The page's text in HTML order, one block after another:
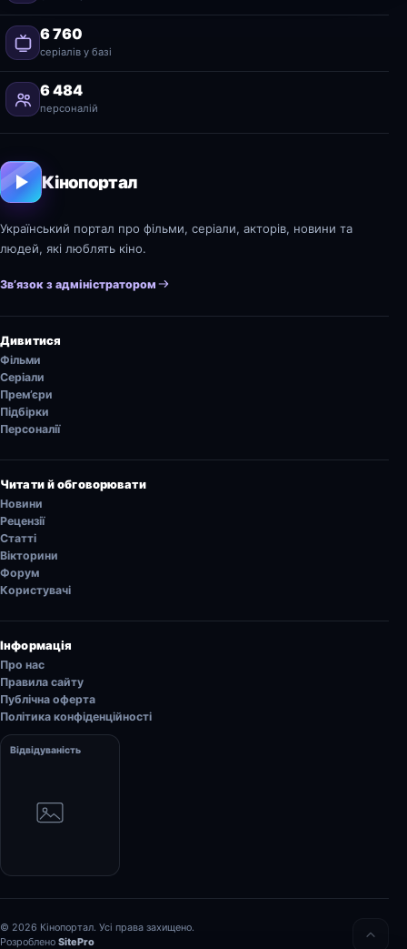
6 760
серіалів у базі
6 484
персоналій
Кінопортал
Український портал про фільми, серіали, акторів, новини та
людей, які люблять кіно.
Зв’язок з адміністратором
Дивитися
Фільми
Серіали
Прем’єри
Підбірки
Персоналії
Читати й обговорювати
Новини
Рецензії
Статті
Вікторини
Форум
Користувачі
Інформація
Про нас
Правила сайту
Публічна оферта
Політика конфіденційності
Відвідуваність
© 2026 Кінопортал. Усі права захищено.
Розроблено SitePro